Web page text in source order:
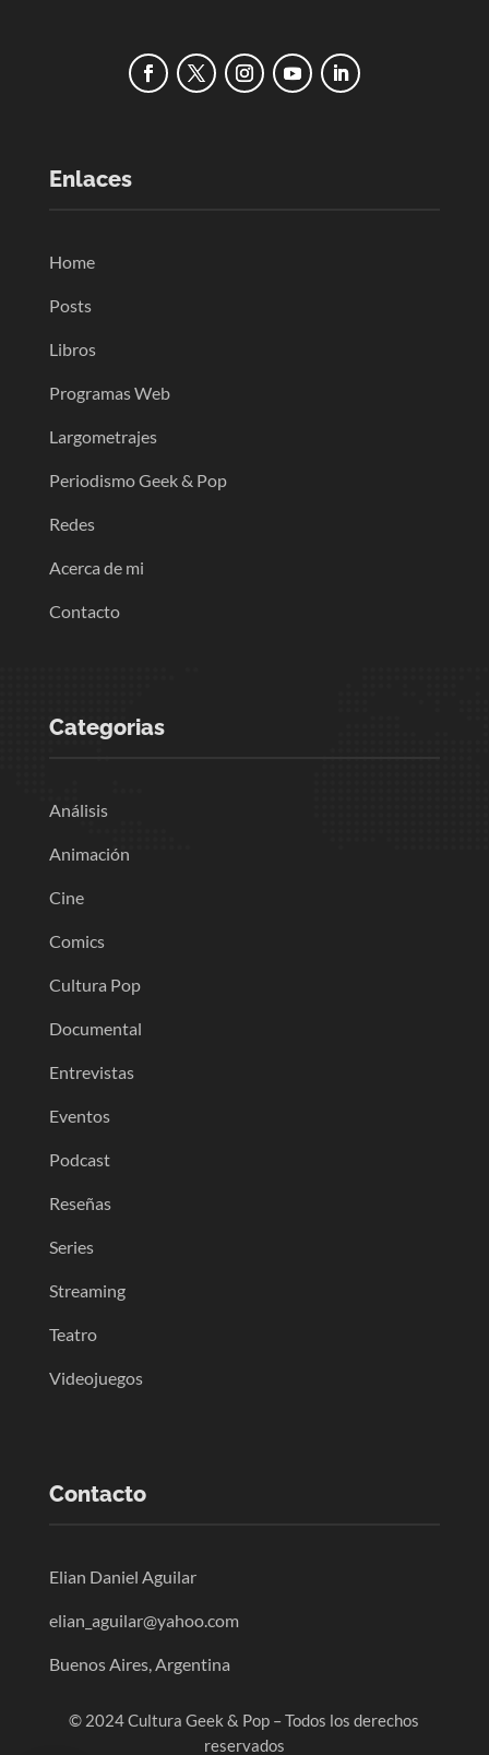
Enlaces
Home
Posts
Libros
Programas Web
Largometrajes
Periodismo Geek & Pop
Redes
Acerca de mi
Contacto
Categorias
Análisis
Animación
Cine
Comics
Cultura Pop
Documental
Entrevistas
Eventos
Podcast
Reseñas
Series
Streaming
Teatro
Videojuegos
Contacto
Elian Daniel Aguilar
elian_aguilar@yahoo.com
Buenos Aires, Argentina
© 2024 Cultura Geek & Pop – Todos los derechos
reservados